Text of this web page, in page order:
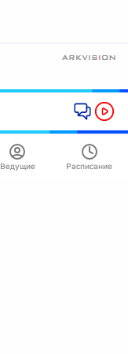
Ведущие Расписание